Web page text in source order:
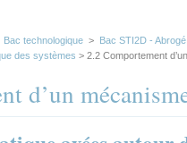
Bac technologique > Bac STI2D - Abrogé
des systèmes > 2.2 Comportement
d’un